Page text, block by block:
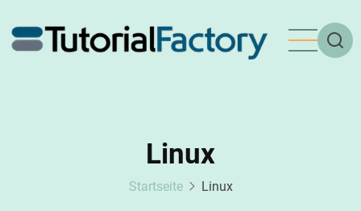
zum
Inhalt
Linux
Startseite Linux